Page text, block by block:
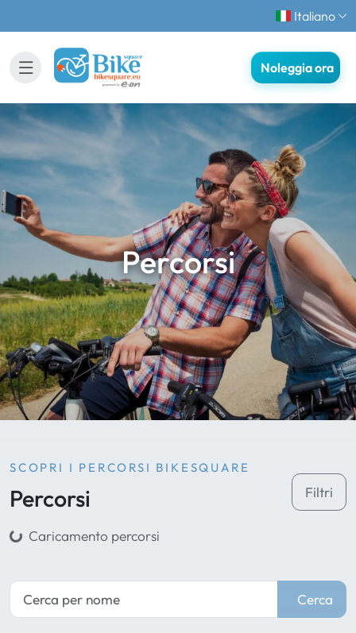
Italiano
Noleggia ora
Percorsi
SCOPRI I PERCORSI BIKESQUARE
Percorsi Filtri
Caricamento percorsi
Cerca